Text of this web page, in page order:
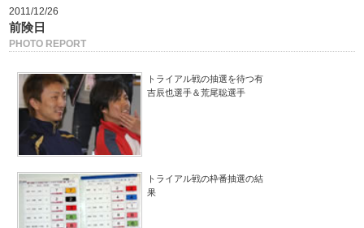
2011/12/26
前険日
PHOTO REPORT
トライアル戦の抽選を待つ有
吉辰也選手＆荒尾聡選手
トライアル戦の枠番抽選の結
果